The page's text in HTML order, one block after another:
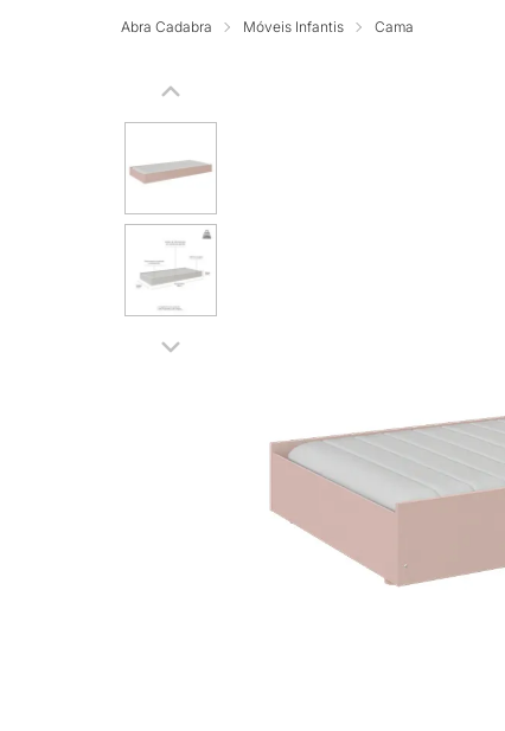
Abra Cadabra Móveis Infantis Cama